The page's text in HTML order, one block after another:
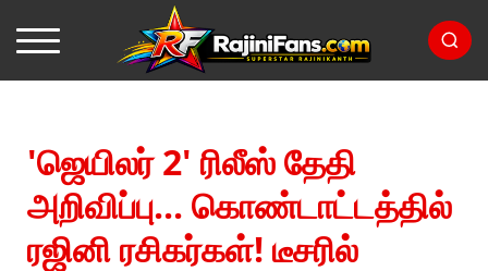
'ஜெயிலர் 2' ரிலீஸ் தேதி
அறிவிப்பு... கொண்டாட்டத்தில்
ரஜினி ரசிகர்கள்! டீசரில்